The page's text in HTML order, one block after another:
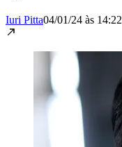
Iuri Pitta04/01/24 às 14:22